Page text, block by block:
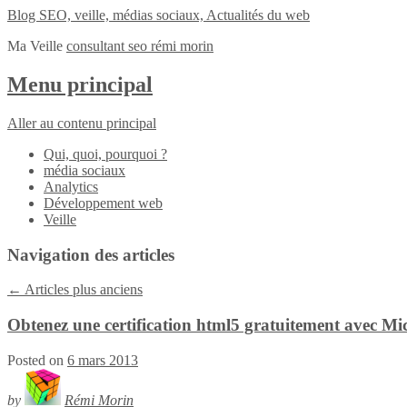
Blog SEO, veille, médias sociaux, Actualités du web
Ma Veille consultant seo rémi morin
Menu principal
Aller au contenu principal
Qui, quoi, pourquoi ?
média sociaux
Analytics
Développement web
Veille
Navigation des articles
← Articles plus anciens
Obtenez une certification html5 gratuitement avec
Posted on 6 mars 2013
by
Rémi Morin